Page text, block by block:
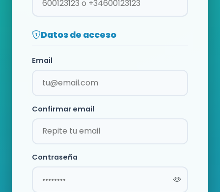
Datos de acceso
Email
Confirmar email
Contraseña